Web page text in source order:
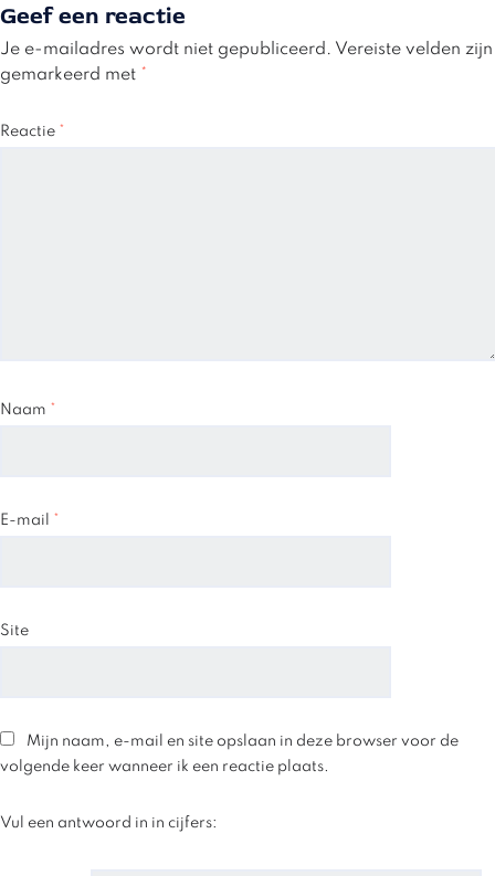
Geef een reactie
Je e-mailadres wordt niet gepubliceerd. Vereiste velden zijn
gemarkeerd met *
Reactie *
Naam *
E-mail *
Site
Mijn naam, e-mail en site opslaan in deze browser voor de
volgende keer wanneer ik een reactie plaats.
Vul een antwoord in in cijfers: